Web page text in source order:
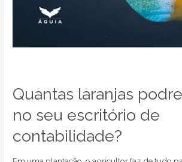
Quantas laranjas
no seu escritório de
contabilidade?